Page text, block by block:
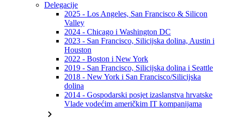
Delegacije
2025 - Los Angeles, San Francisco & Silicon
Valley
2024 - Chicago i Washington DC
2023 - San Francisco, Silicijska dolina, Austin i
Houston
2022 - Boston i New York
2019 - San Francisco, Silicijska dolina i Seattle
2018 - New York i San Francisco/Silicijska
dolina
2014 - Gospodarski posjet izaslanstva hrvatske
Vlade vodećim američkim IT kompanijama
chevron_right